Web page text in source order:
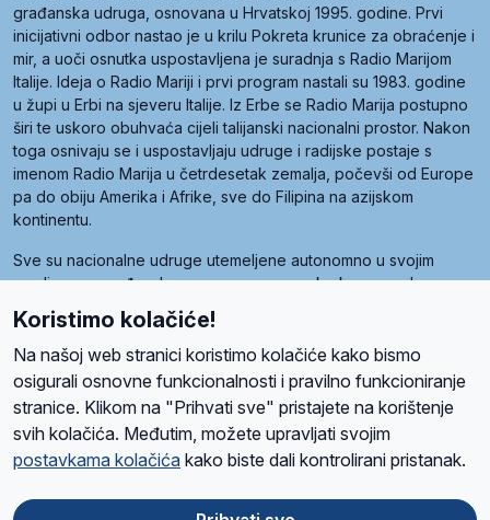
građanska udruga, osnovana u Hrvatskoj 1995. godine. Prvi
inicijativni odbor nastao je u krilu Pokreta krunice za obraćenje i
mir, a uoči osnutka uspostavljena je suradnja s Radio Marijom
Italije. Ideja o Radio Mariji i prvi program nastali su 1983. godine
u župi u Erbi na sjeveru Italije. Iz Erbe se Radio Marija postupno
širi te uskoro obuhvaća cijeli talijanski nacionalni prostor. Nakon
toga osnivaju se i uspostavljaju udruge i radijske postaje s
imenom Radio Marija u četrdesetak zemalja, počevši od Europe
pa do obiju Amerika i Afrike, sve do Filipina na azijskom
kontinentu.
Sve su nacionalne udruge utemeljene autonomno u svojim
zemljama, a međusobna su povezane preko krovne udruge
pod nazivom Svjetska obitelj Radio Marije (World Family of
Radio Maria). Svjetsku obitelj utemeljilo je sedam članica, među
kojima je i hrvatska Udruga Radio Marija.
O namaRadio ProgramVolonteriPrijateljiKontaktPravila privatnosti
Ova stranica je zaštićena Google reCAPTCHA sustavom
Koristimo kolačiće!
Na našoj web stranici koristimo kolačiće kako bismo
osigurali osnovne funkcionalnosti i pravilno funkcioniranje
stranice. Klikom na "Prihvati sve" pristajete na korištenje
svih kolačića. Međutim, možete upravljati svojim
postavkama kolačića kako biste dali kontrolirani pristanak.